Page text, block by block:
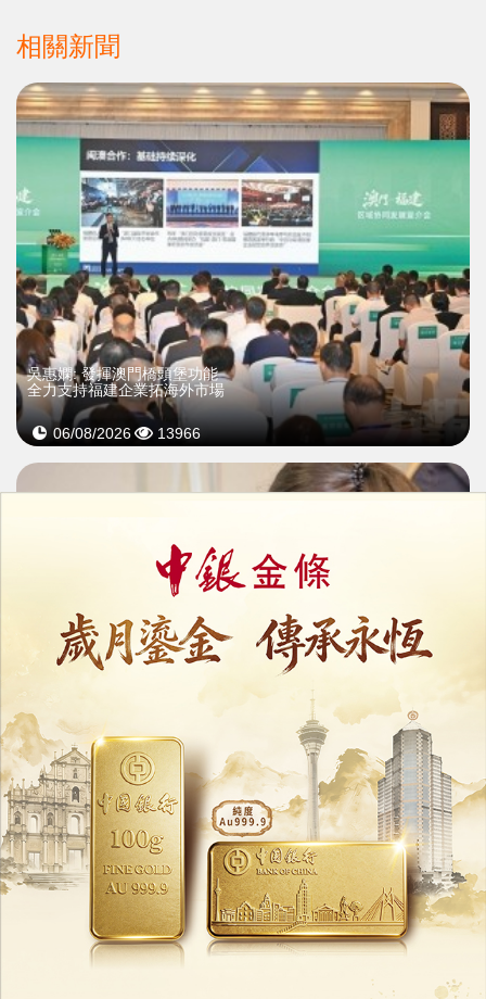
相關新聞
吳惠嫻: 發揮澳門橋頭堡功能
全力支持福建企業拓海外市場
06/08/2026 13966
美容業界支持新《廣告法》
籲政府提供清晰配套指引
15/06/2026 29788